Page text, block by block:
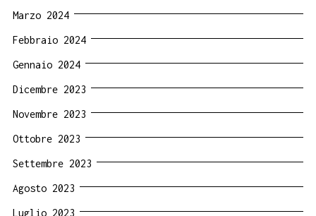
Marzo 2024
Febbraio 2024
Gennaio 2024
Dicembre 2023
Novembre 2023
Ottobre 2023
Settembre 2023
Agosto 2023
Luglio 2023